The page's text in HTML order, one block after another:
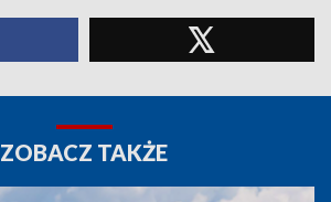
ZOBACZ TAKŻE